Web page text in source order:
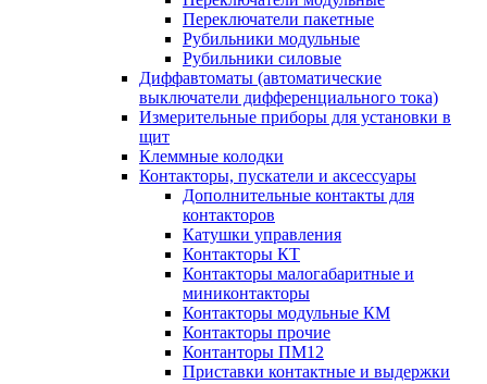
Переключатели пакетные
Рубильники модульные
Рубильники силовые
Диффавтоматы (автоматические
выключатели дифференциального тока)
Измерительные приборы для установки в
щит
Клеммные колодки
Контакторы, пускатели и аксессуары
Дополнительные контакты для
контакторов
Катушки управления
Контакторы КТ
Контакторы малогабаритные и
миниконтакторы
Контакторы модульные КМ
Контакторы прочие
Контанторы ПМ12
Приставки контактные и выдержки